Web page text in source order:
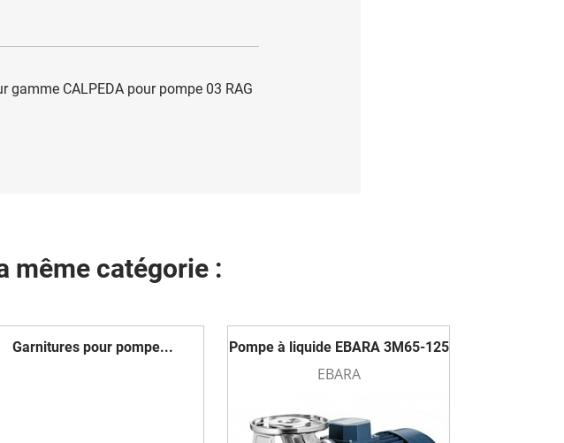
gamme CALPEDA pour pompe 03 RAG
même catégorie :
Garnitures pour pompe... Pompe à liquide EBARA 3M65-125
EBARA